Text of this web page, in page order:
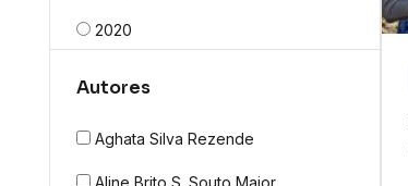
2020
Autores
Aghata Silva Rezende